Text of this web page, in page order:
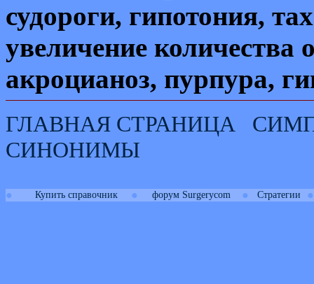
судороги, гипотония,
увеличение количества
акроцианоз, пурпура,
ГЛАВНАЯ СТРАНИЦА
СИНОНИМЫ
● Купить справочник ● форум Surgerycom ● Стратегии ●